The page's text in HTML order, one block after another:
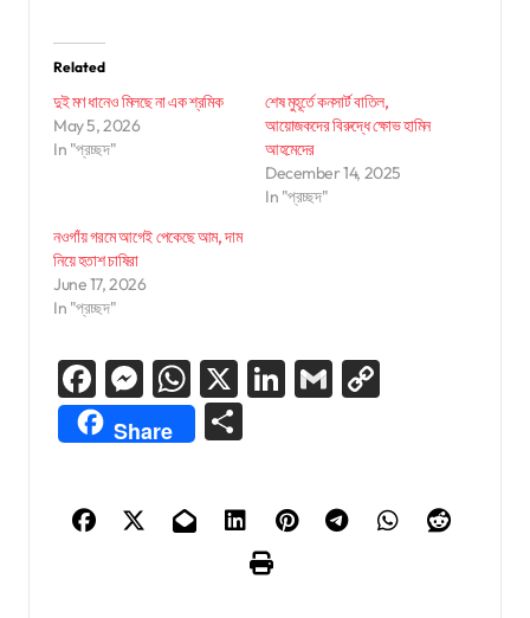
Related
দুই মণ ধানেও মিলছে না এক শ্রমিক
May 5, 2026
In "প্রচ্ছদ"
শেষ মুহূর্তে কনসার্ট বাতিল,
আয়োজকদের বিরুদ্ধে ক্ষোভ হামিন
আহমেদের
December 14, 2025
In "প্রচ্ছদ"
নওগাঁয় গরমে আগেই পেকেছে আম, দাম
নিয়ে হতাশ চাষিরা
June 17, 2026
In "প্রচ্ছদ"
Facebook
Messenger
WhatsApp
X LinkedIn
Gmail
Share